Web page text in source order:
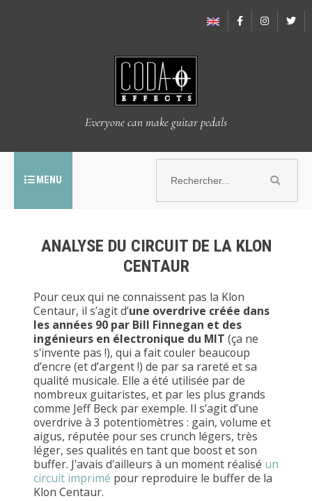
Everyone can make guitar pedals
MENU
ANALYSE DU CIRCUIT DE LA KLON
CENTAUR
Pour ceux qui ne connaissent pas la Klon
Centaur, il s’agit d’une overdrive créée dans
les années 90 par Bill Finnegan et des
ingénieurs en électronique du MIT (ça ne
s'invente pas !), qui a fait couler beaucoup
d’encre (et d’argent !) de par sa rareté et sa
qualité musicale. Elle a été utilisée par de
nombreux guitaristes, et par les plus grands
comme Jeff Beck par exemple. Il s’agit d’une
overdrive à 3 potentiomètres : gain, volume et
aigus, réputée pour ses crunch légers, très
léger, ses qualités en tant que boost et son
buffer. J'avais d'ailleurs à un moment réalisé un
circuit imprimé pour reproduire le buffer de la
Klon Centaur.